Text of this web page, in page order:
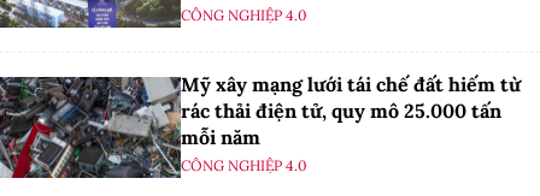
CÔNG NGHIỆP 4.0
Mỹ xây mạng lưới tái chế đất hiếm từ
rác thải điện tử, quy mô 25.000 tấn
mỗi năm
CÔNG NGHIỆP 4.0